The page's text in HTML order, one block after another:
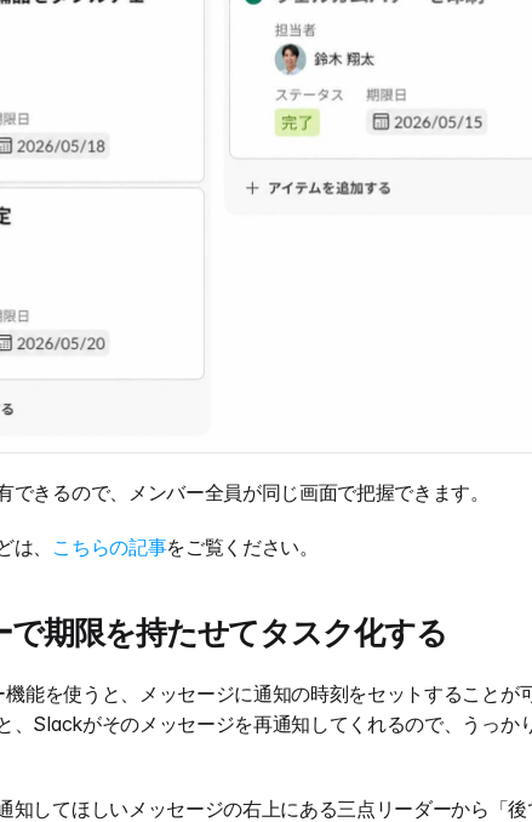
できるので、メンバー全員が同じ画面で把握できます。
は、 こちらの記事をご覧ください。
で期限を持たせてタスク化する
能を使うと、メッセージに通知の時刻をセットすることが
、Slackがそのメッセージを再通知してくれるので、うっか
知してほしいメッセージの右上にある三点リーダーから「